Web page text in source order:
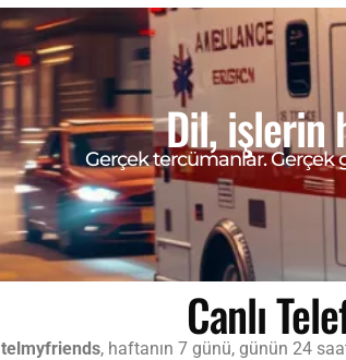
Dil, işlerin
Gerçek tercümanlar. Gerçek
Canlı
telmyfriends, haftanın 7 günü, günün 24